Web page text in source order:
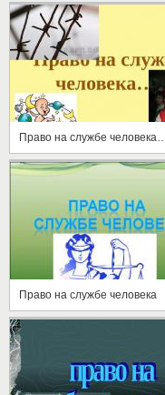
Право на службе человека….
Право на службе человека